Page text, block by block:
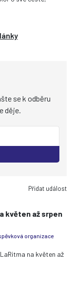
se k odběru
děje.
Přidat událost
květen až srpen
organizace
na květen až